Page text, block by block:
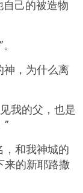
己的被造物
神，为什么离
我的父，也是
”
，和我神城的
来的新耶路撒